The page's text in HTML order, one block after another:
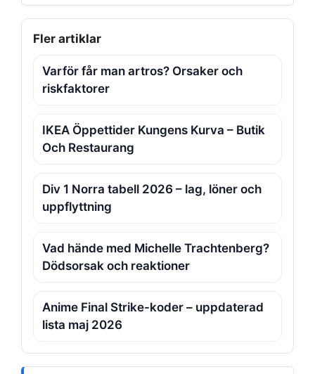
Fler artiklar
Varför får man artros? Orsaker och
riskfaktorer
IKEA Öppettider Kungens Kurva – Butik
Och Restaurang
Div 1 Norra tabell 2026 – lag, löner och
uppflyttning
Vad hände med Michelle Trachtenberg?
Dödsorsak och reaktioner
Anime Final Strike-koder – uppdaterad
lista maj 2026